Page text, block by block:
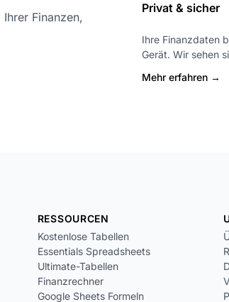
Finanzen,
Privat & sicher
Ihre Finanzdaten
Gerät. Wir sehen
Mehr erfahren →
RESSOURCEN
Kostenlose Tabellen
Essentials Spreadsheets
Ultimate-Tabellen
Finanzrechner
Google Sheets Formeln